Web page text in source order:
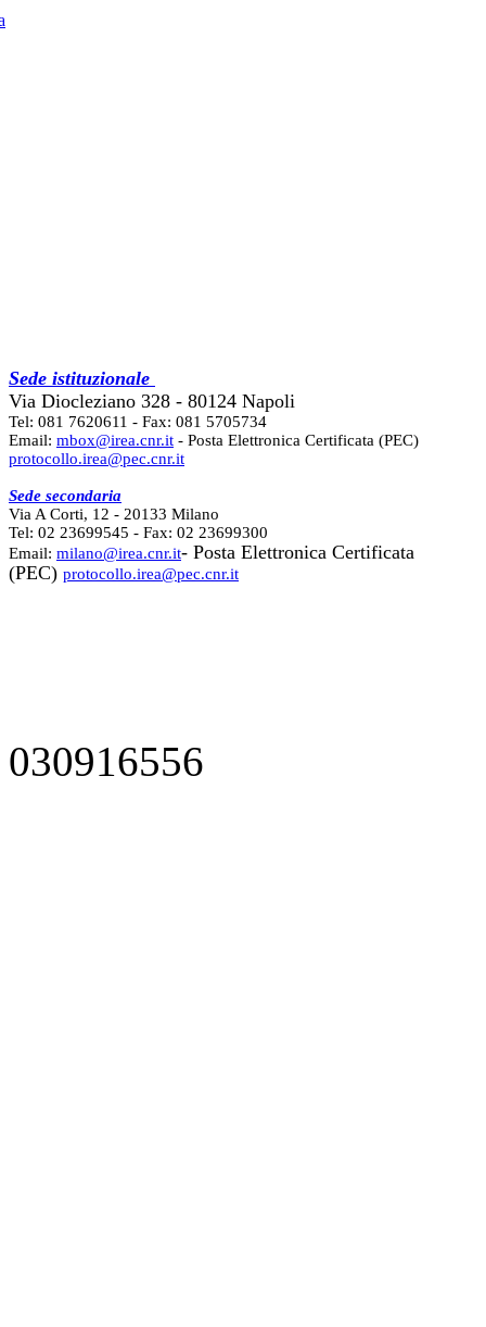
Sede istituzionale
Via Diocleziano 328 - 80124 Napoli
Tel: 081 7620611 - Fax: 081 5705734
Email: mbox@irea.cnr.it - Posta Elettronica Certificata (PEC)
protocollo.irea@pec.cnr.it
Sede secondaria
Via A Corti, 12 - 20133 Milano
Tel: 02 23699545 - Fax: 02 23699300
Email: milano@irea.cnr.it- Posta Elettronica Certificata
(PEC) protocollo.irea@pec.cnr.it
030916556